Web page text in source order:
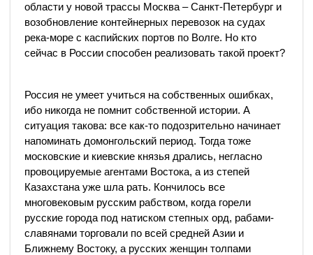
области у новой трассы Москва – Санкт-Петербург и
возобновление контейнерных перевозок на судах
река-море с каспийских портов по Волге. Но кто
сейчас в России способен реализовать такой проект?
Россия не умеет учиться на собственных ошибках,
ибо никогда не помнит собственной истории. А
ситуация такова: все как-то подозрительно начинает
напоминать домонгольский период. Тогда тоже
московские и киевские князья дрались, негласно
провоцируемые агентами Востока, а из степей
Казахстана уже шла рать. Кончилось все
многовековым русским рабством, когда горели
русские города под натиском степных орд, рабами-
славянами торговали по всей средней Азии и
Ближнему Востоку, а русских женщин толпами